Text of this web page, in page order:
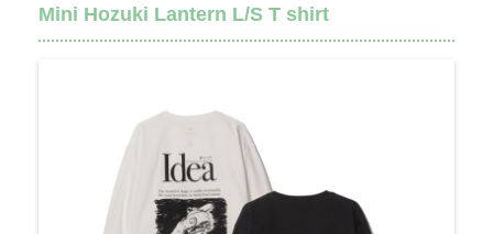
Mini Hozuki Lantern L/S T shirt